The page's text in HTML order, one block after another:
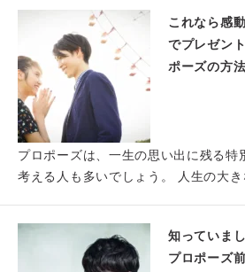
これなら感
でプレゼン
ポーズの方
プロポーズは、一生の思い出に残る特
考える人も多いでしょう。 人生の大き
知っていま
プロポーズ